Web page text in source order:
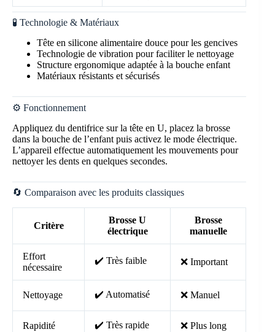
🧪 Technologie & Matériaux
Tête en silicone alimentaire douce pour les gencives
Technologie de vibration pour faciliter le nettoyage
Structure ergonomique adaptée à la bouche enfant
Matériaux résistants et sécurisés
⚙️ Fonctionnement
Appliquez du dentifrice sur la tête en U, placez la brosse
dans la bouche de l’enfant puis activez le mode électrique.
L’appareil effectue automatiquement les mouvements pour
nettoyer les dents en quelques secondes.
🔄 Comparaison avec les produits classiques
Critère
Brosse U
électrique
Brosse
manuelle
Effort
nécessaire
✔️ Très faible ❌ Important
Nettoyage ✔️ Automatisé ❌ Manuel
Rapidité ✔️ Très rapide ❌ Plus long